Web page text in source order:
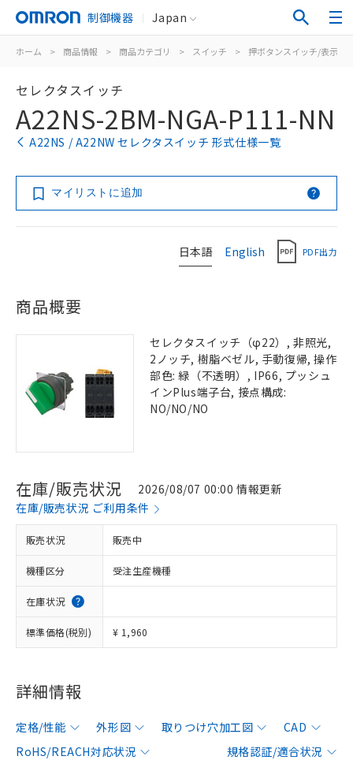
制御機器 Japan
ホーム > 商品情報 > 商品カテゴリ > スイッチ > 押ボタンスイッチ/表示灯
セレクタスイッチ
A22NS-2BM-NGA-P111-NN
A22NS / A22NW セレクタスイッチ 形式仕様一覧
マイリストに追加
日本語 English PDF出力
商品概要
セレクタスイッチ（φ22）, 非照光,
2ノッチ, 樹脂ベゼル, 手動復帰, 操作
部色: 緑（不透明）, IP66, プッシュ
インPlus端子台, 接点構成:
NO/NO/NO
在庫/販売状況
2026/08/07 00:00 情報更新
在庫/販売状況 ご利用条件
販売状況 販売中
機種区分 受注生産機種
在庫状況
標準価格(税別) ¥ 1,960
詳細情報
定格/性能 外形図 取りつけ穴加工図
CAD
RoHS/REACH対応状況
規格認証/適合状況